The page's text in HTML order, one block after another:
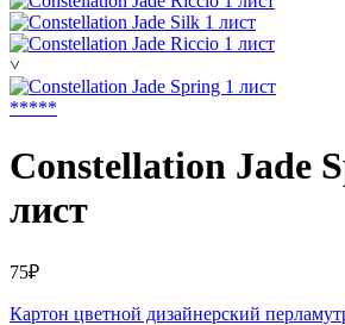
˅
*****
Constellation Jade
лист
75₽
Картон цветной дизайнерский